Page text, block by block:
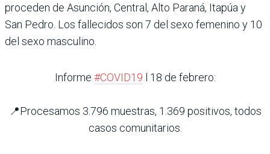
proceden de Asunción, Central, Alto Paraná, Itapúa y
San Pedro. Los fallecidos son 7 del sexo femenino y 10
del sexo masculino.
Informe #COVID19 l 18 de febrero:
📍Procesamos 3.796 muestras, 1.369 positivos, todos
casos comunitarios.